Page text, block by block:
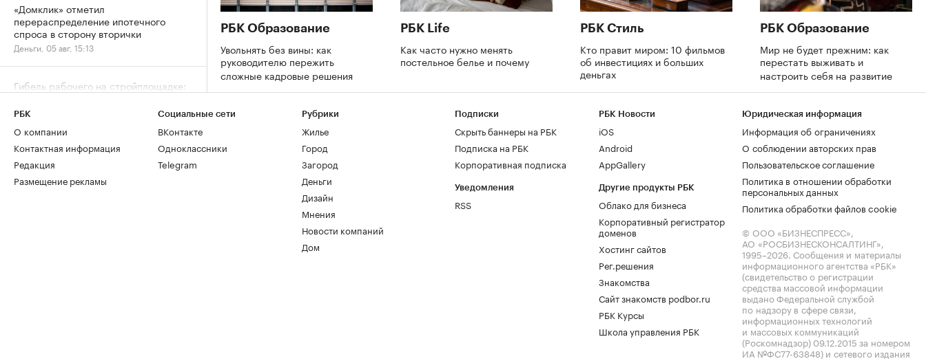
РБК Образование
Увольнять без вины: как
руководителю пережить
сложные кадровые решения
РБК Life
Как часто нужно менять
постельное белье и почему
РБК Стиль
Кто правит миром: 10 фильмов
об инвестициях и больших
деньгах
РБК Образование
Мир не будет прежним: как
перестать выживать и
настроить себя на развитие
«Домклик» отметил
перераспределение ипотечного
спроса в сторону вторички
Деньги, 05 авг, 15:13
Гибель рабочего на стройплощадке:
когда отвечает руководитель
Мнения, 05 авг, 13:29
Кто из пенсионеров имеет право не
платить налог за квартиру и дачу
Деньги, 05 авг, 12:15
РБК
О компании
Контактная информация
Редакция
Размещение рекламы
Социальные сети
ВКонтакте
Одноклассники
Telegram
Рубрики
Жилье
Город
Загород
Деньги
Дизайн
Мнения
Новости компаний
Дом
Подписки
Скрыть баннеры на РБК
Подписка на РБК
Корпоративная подписка
Уведомления
RSS
РБК Новости
iOS
Android
AppGallery
Другие продукты РБК
Облако для бизнеса
Корпоративный регистратор
доменов
Хостинг сайтов
Рег.решения
Знакомства
Сайт знакомств podbor.ru
РБК Курсы
Школа управления РБК
Юридическая информация
Информация об ограничениях
О соблюдении авторских прав
Пользовательское соглашение
Политика в отношении обработки
персональных данных
Политика обработки файлов cookie
© ООО «БИЗНЕСПРЕСС»,
АО «РОСБИЗНЕСКОНСАЛТИНГ»,
1995–2026. Сообщения и материалы
информационного агентства «РБК»
(свидетельство о регистрации
средства массовой информации
выдано Федеральной службой
по надзору в сфере связи,
информационных технологий
и массовых коммуникаций
(Роскомнадзор) 09.12.2015 за номером
ИА №ФС77-63848) и сетевого издания